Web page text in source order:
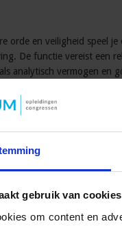
gebruik van cookies
om content en
orde en veiligheid speel
De functie vereist een
analytisch vermogen en
denkwijze biedt
rol, overweeg een